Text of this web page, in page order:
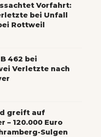
Vorfahrt:
bei Unfall
Rottweil
462 bei
Verletzte nach
greift auf
– 120.000 Euro
Sulgen